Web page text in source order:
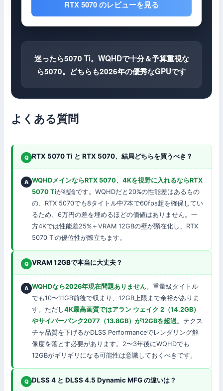
RTX 5070 のレビューを見る
迷ったら5070 Ti。WQHDで十分＆予算重視な
ら5070。 どちらも2026年の優秀なGPUです
よくある質問
RTX 5070 Ti と RTX 5070、結局どちらを買うべき？
WQHDメインならRTX 5070、4Kを視野に入れるならRTX
5070 Tiが結論です。WQHDだと20%の性能差はあるもの
の、RTX 5070でも8タイトル中7本で60fps超を確保してい
るため、6万円の差を埋めるほどの価値はありません。一
方4Kでは性能差25%＋VRAM 12GBの壁が顕在化し、RTX
5070 Tiの優位性が際立ちます。
VRAM 12GBで本当に大丈夫？
WQHDなら2026年現在問題ありません。重量級タイトル
でも10〜11GB前後で収まり、12GB上限まで余裕がありま
す。ただし4K最高画質ではアラン ウェイク 2（14.2GB）
やサイバーパンク2077（13.8GB）が12GBを超過 。テクス
チャ品質を下げるかDLSS Performanceでレンダリング解
像度を落とす必要があります。2〜3年後にWQHDでも
12GBがギリギリになる可能性は意識しておくべきです。
DLSS 4 と DLSS 4.5 Dynamic MFG の違いは？